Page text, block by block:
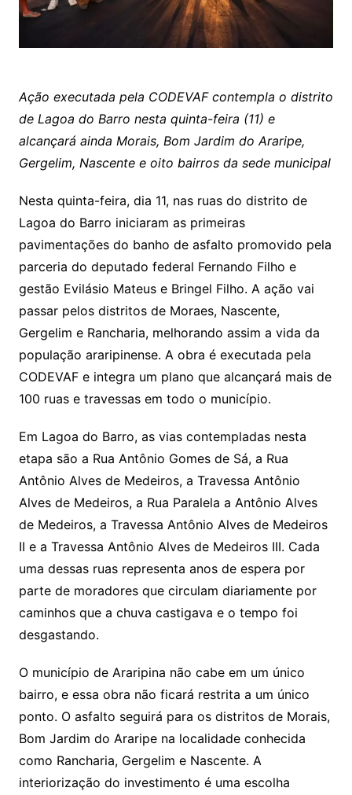
Ação executada pela CODEVAF contempla o distrito
de Lagoa do Barro nesta quinta-feira (11) e
alcançará ainda Morais, Bom Jardim do Araripe,
Gergelim, Nascente e oito bairros da sede municipal
Nesta quinta-feira, dia 11, nas ruas do distrito de
Lagoa do Barro iniciaram as primeiras
pavimentações do banho de asfalto promovido pela
parceria do deputado federal Fernando Filho e
gestão Evilásio Mateus e Bringel Filho. A ação vai
passar pelos distritos de Moraes, Nascente,
Gergelim e Rancharia, melhorando assim a vida da
população araripinense. A obra é executada pela
CODEVAF e integra um plano que alcançará mais de
100 ruas e travessas em todo o município.
Em Lagoa do Barro, as vias contempladas nesta
etapa são a Rua Antônio Gomes de Sá, a Rua
Antônio Alves de Medeiros, a Travessa Antônio
Alves de Medeiros, a Rua Paralela a Antônio Alves
de Medeiros, a Travessa Antônio Alves de Medeiros
II e a Travessa Antônio Alves de Medeiros III. Cada
uma dessas ruas representa anos de espera por
parte de moradores que circulam diariamente por
caminhos que a chuva castigava e o tempo foi
desgastando.
O município de Araripina não cabe em um único
bairro, e essa obra não ficará restrita a um único
ponto. O asfalto seguirá para os distritos de Morais,
Bom Jardim do Araripe na localidade conhecida
como Rancharia, Gergelim e Nascente. A
interiorização do investimento é uma escolha